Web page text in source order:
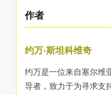
作者
约万·斯坦科维奇
约万是一位来自塞尔维
导者，致力于为寻求支